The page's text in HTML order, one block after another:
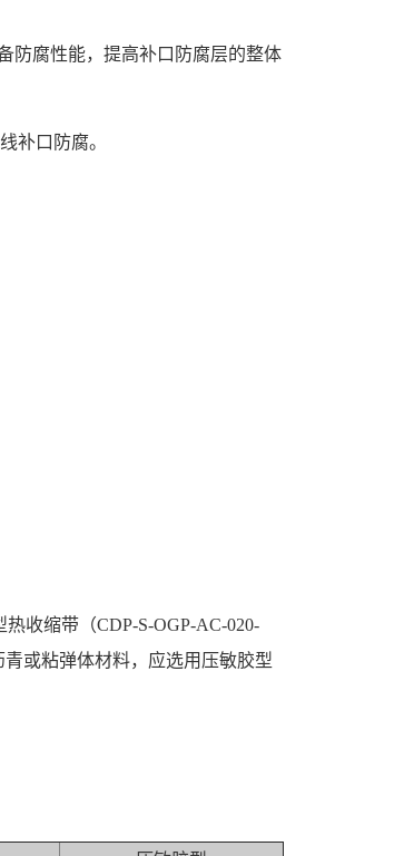
防腐性能，提高补口防腐层的整体
补口防腐。
收缩带（CDP-S-OGP-AC-020-
青或粘弹体材料，应选用压敏胶型